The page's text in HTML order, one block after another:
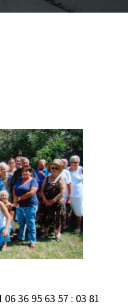
06 36 95 63 57 : 03 81